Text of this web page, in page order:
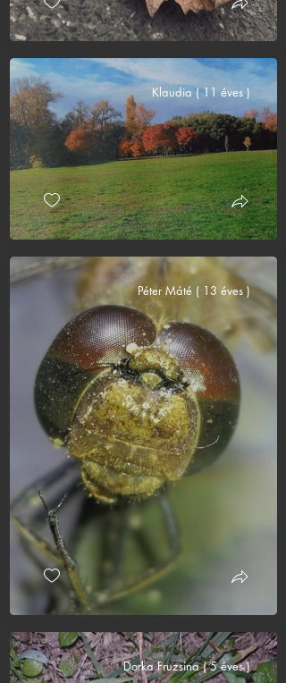
Klaudia ( 11 éves )
Péter Máté ( 13 éves )
Dorka Fruzsina ( 5 éves )